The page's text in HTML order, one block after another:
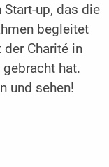
up, das die
begleitet
der Charité in
hat.
und sehen!